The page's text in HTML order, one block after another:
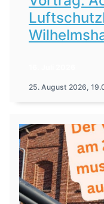
25. August 2026,